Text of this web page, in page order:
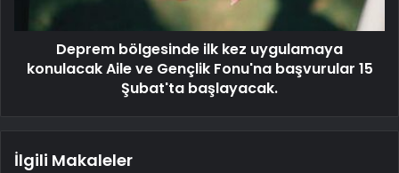
Deprem bölgesinde ilk kez uygulamaya
konulacak Aile ve Gençlik Fonu'na başvurular 15
Şubat'ta başlayacak.
İlgili Makaleler